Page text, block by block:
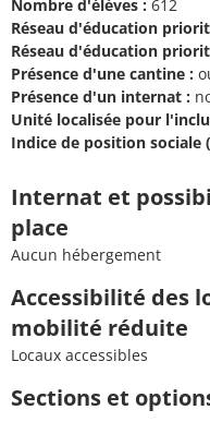
Nombre d'élèves : 612
Réseau d'éducation
Réseau d'éducation
Présence d'une cantine :
Présence d'un internat :
Unité localisée pour
Indice de position sociale
Internat et
place
Aucun hébergement
Accessibilité des
mobilité réduite
Locaux accessibles
Sections et